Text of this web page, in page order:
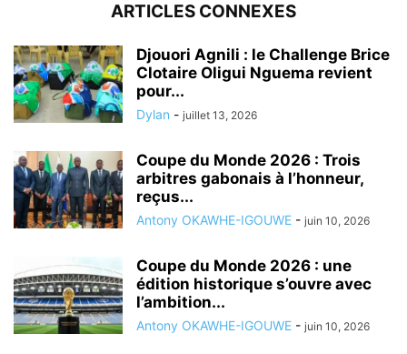
ARTICLES CONNEXES
Djouori Agnili : le Challenge Brice
Clotaire Oligui Nguema revient
pour...
Dylan - juillet 13, 2026
Coupe du Monde 2026 : Trois
arbitres gabonais à l’honneur,
reçus...
Antony OKAWHE-IGOUWE - juin 10, 2026
Coupe du Monde 2026 : une
édition historique s’ouvre avec
l’ambition...
Antony OKAWHE-IGOUWE - juin 10, 2026